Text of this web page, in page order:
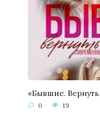
«Бывшие.
0 19